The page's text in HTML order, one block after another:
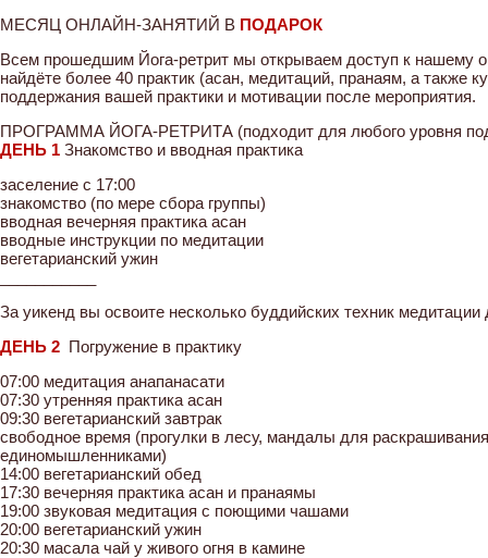
МЕСЯЦ ОНЛАЙН-ЗАНЯТИЙ В ПОДАРОК
Всем прошедшим Йога-ретрит мы открываем доступ к нашему
найдёте более 40 практик (асан, медитаций, пранаям, а также
поддержания вашей практики и мотивации после мероприятия.
ПРОГРАММА ЙОГА-РЕТРИТА (подходит для любого уровня
ДЕНЬ 1 Знакомство и вводная практика
заселение с 17:00
знакомство (по мере сбора группы)
вводная вечерняя практика асан
вводные инструкции по медитации
вегетарианский ужин
За уикенд вы освоите несколько буддийских техник
ДЕНЬ 2 Погружение в практику
07:00 медитация анапанасати
07:30 утренняя практика асан
09:30 вегетарианский завтрак
свободное время (прогулки в лесу, мандалы для
единомышленниками)
14:00 вегетарианский обед
17:30 вечерняя практика асан и пранаямы
19:00 звуковая медитация с поющими чашами
20:00 вегетарианский ужин
20:30 масала чай у живого огня в камине